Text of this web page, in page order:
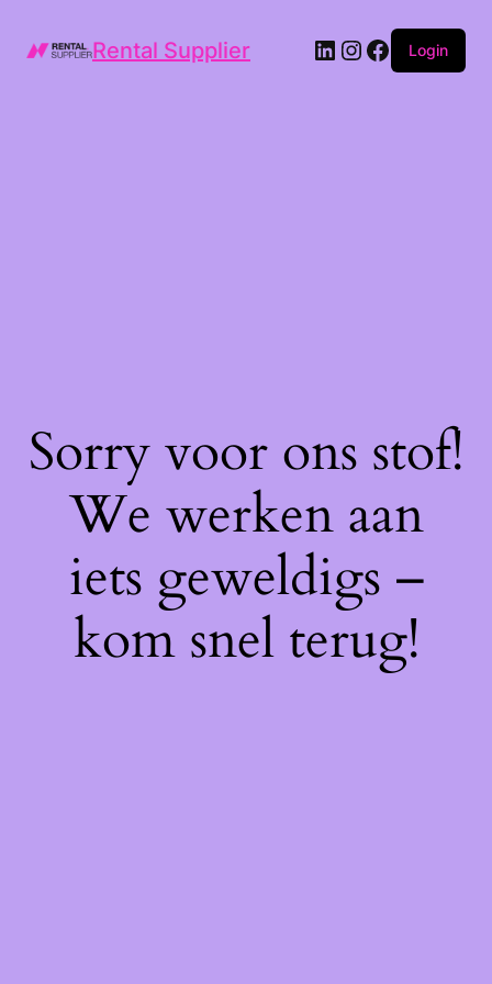
Rental Supplier LinkedIn
Instagram
Facebook
Login
Sorry voor ons stof!
We werken aan
iets geweldigs –
kom snel terug!